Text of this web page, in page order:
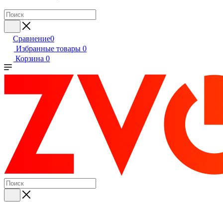
Сравнение0
Избранные товары 0
Корзина 0